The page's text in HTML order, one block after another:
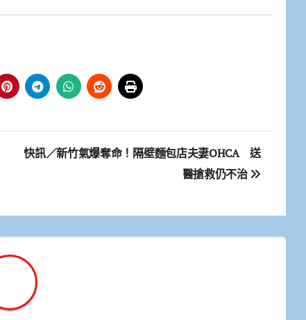
快訊／新竹氣爆奪命！隔壁麵包店夫妻OHCA 送
醫搶救仍不治